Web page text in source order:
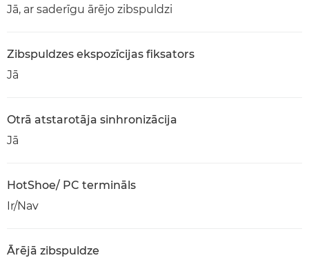
Jā, ar saderīgu ārējo zibspuldzi
Zibspuldzes ekspozīcijas fiksators
Jā
Otrā atstarotāja sinhronizācija
Jā
HotShoe/ PC termināls
Ir/Nav
Ārējā zibspuldze